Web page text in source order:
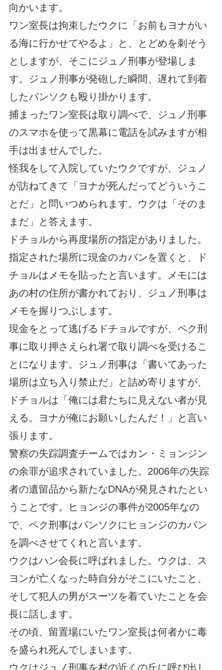
向かいます。
ワン室長は拘束したウクに「お前もヨナがい
る海に行かせてやるよ」と、とどめを刺そう
としますが、そこにジュノ刑事が登場しま
す。ジュノ刑事が発砲した瞬間、遅れて到着
したパンソクも殴り掛かります。
捕まったワン室長は取り調べで、ジュノ刑事
のスマホを使って黒幕に電話を試みますが相
手は出ませんでした。
怪我をして入院していたウクですが、ジュノ
が訪ねてきて「ヨナが死んだってどういうこ
とだ」と問いつめられます。ウクは「そのま
まだ」と答えます。
ドチョルから再度場所の指定がありました。
指定された場所に現金のカバンを置くと、ド
チョルはメモを貼ったと言います。メモには
あの村の住所が書かれており、ジュノ刑事は
メモを握りつぶします。
現金をとって逃げるドチョルですが、ペク刑
事に取り押さえられ署で取り調べを受けるこ
とになります。ジュノ刑事は「書いてあった
場所は立ち入り禁止だ」と詰め寄りますが、
ドチョルは「俺には君たちに見えない者が見
える。ヨナが俺にお願いしたんだ！」と言い
張ります。
警察の失踪調査チームではカン・ミョンジン
の余罪が追求されていました。2006年の失踪
者の遺留品から新たなDNAが発見されたとい
うことです。ヒョンジの事件が2005年なの
で、ペク刑事はパンソクにヒョンジのカバン
を調べさせてくれと言います。
ウクはハン会長に呼ばれました。ウクは、ス
ヨンが亡くなった時自分がそこにいたこと、
そして犯人の男がスーツを着ていたことを会
長に話します。
その頃、留置場にいたワン室長は何者かに毒
を盛られ死んでしまいます。
ウクはジュノ刑事を村の近くの丘に呼び出し